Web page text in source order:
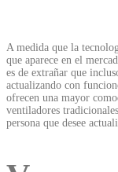
A medida que la
que aparece en el
es de extrañar que
actualizando con
ofrecen una mayor
ventiladores
persona que desee